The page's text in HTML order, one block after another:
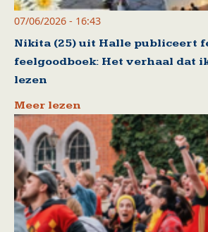
07/06/2026 - 16:43
Nikita (25) uit Halle publiceert
feelgoodboek: Het verhaal dat
lezen
Meer lezen